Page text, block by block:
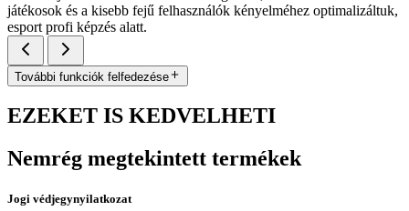
játékosok és a kisebb fejű felhasználók kényelméhez optimalizáltuk,
esport profi képzés alatt.
További funkciók felfedezése
EZEKET IS KEDVELHETI
Nemrég megtekintett termékek
Jogi védjegynyilatkozat